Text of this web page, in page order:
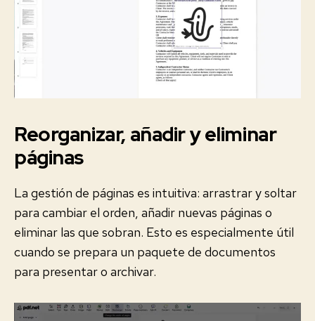
Reorganizar, añadir y eliminar
páginas
La gestión de páginas es intuitiva: arrastrar y soltar
para cambiar el orden, añadir nuevas páginas o
eliminar las que sobran. Esto es especialmente útil
cuando se prepara un paquete de documentos
para presentar o archivar.